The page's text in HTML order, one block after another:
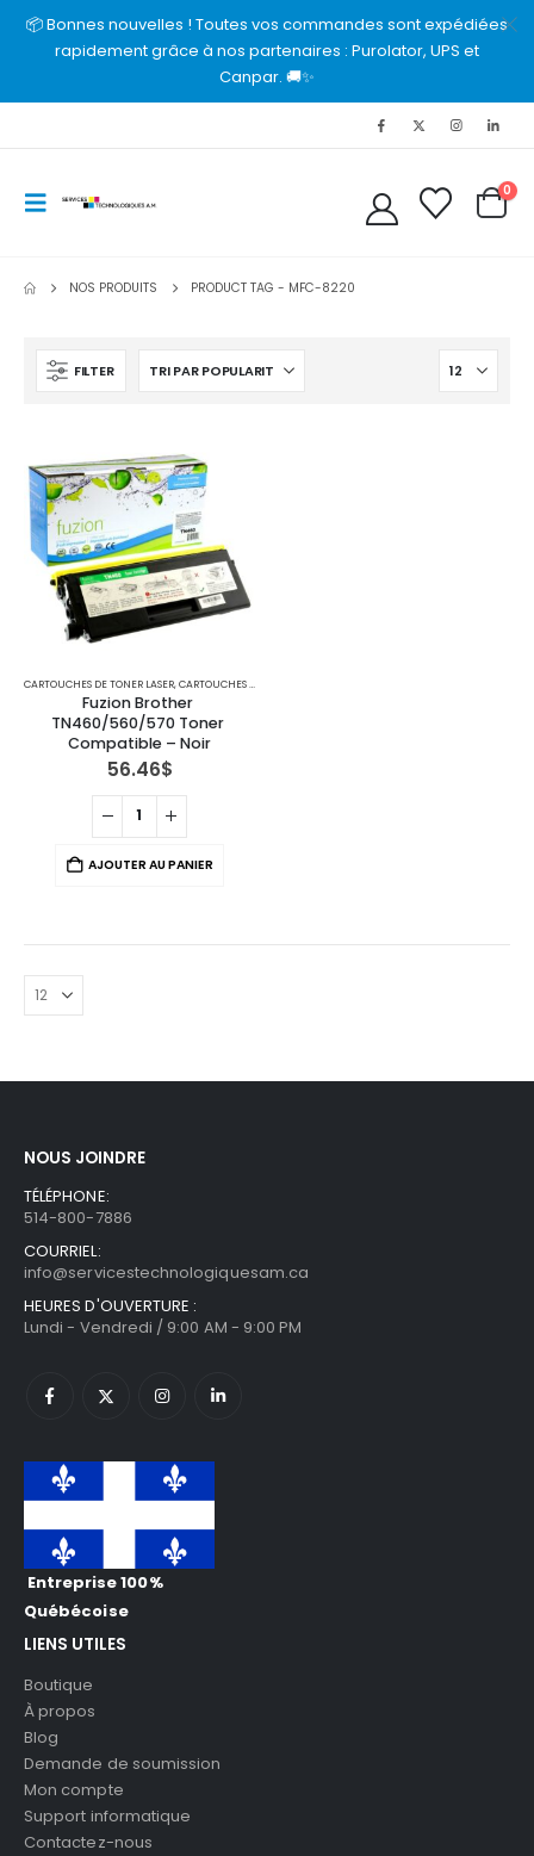
📦 Bonnes nouvelles ! Toutes vos commandes sont expédiées
rapidement grâce à nos partenaires : Purolator, UPS et
Canpar. 🚚✨
0
NOS PRODUITS PRODUCT TAG - MFC-8220
FILTER
CARTOUCHES DE TONER LASER,CARTOUCHES POUR IMPRIMANTES BROTHER
Fuzion Brother
TN460/560/570 Toner
Compatible – Noir
56.46$
AJOUTER AU PANIER
NOUS JOINDRE
TÉLÉPHONE:
514-800-7886
COURRIEL:
info@servicestechnologiquesam.ca
HEURES D'OUVERTURE :
Lundi - Vendredi / 9:00 AM - 9:00 PM
Entreprise 100%
Québécoise
LIENS UTILES
Boutique
À propos
Blog
Demande de soumission
Mon compte
Support informatique
Contactez-nous